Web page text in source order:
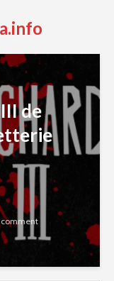
de